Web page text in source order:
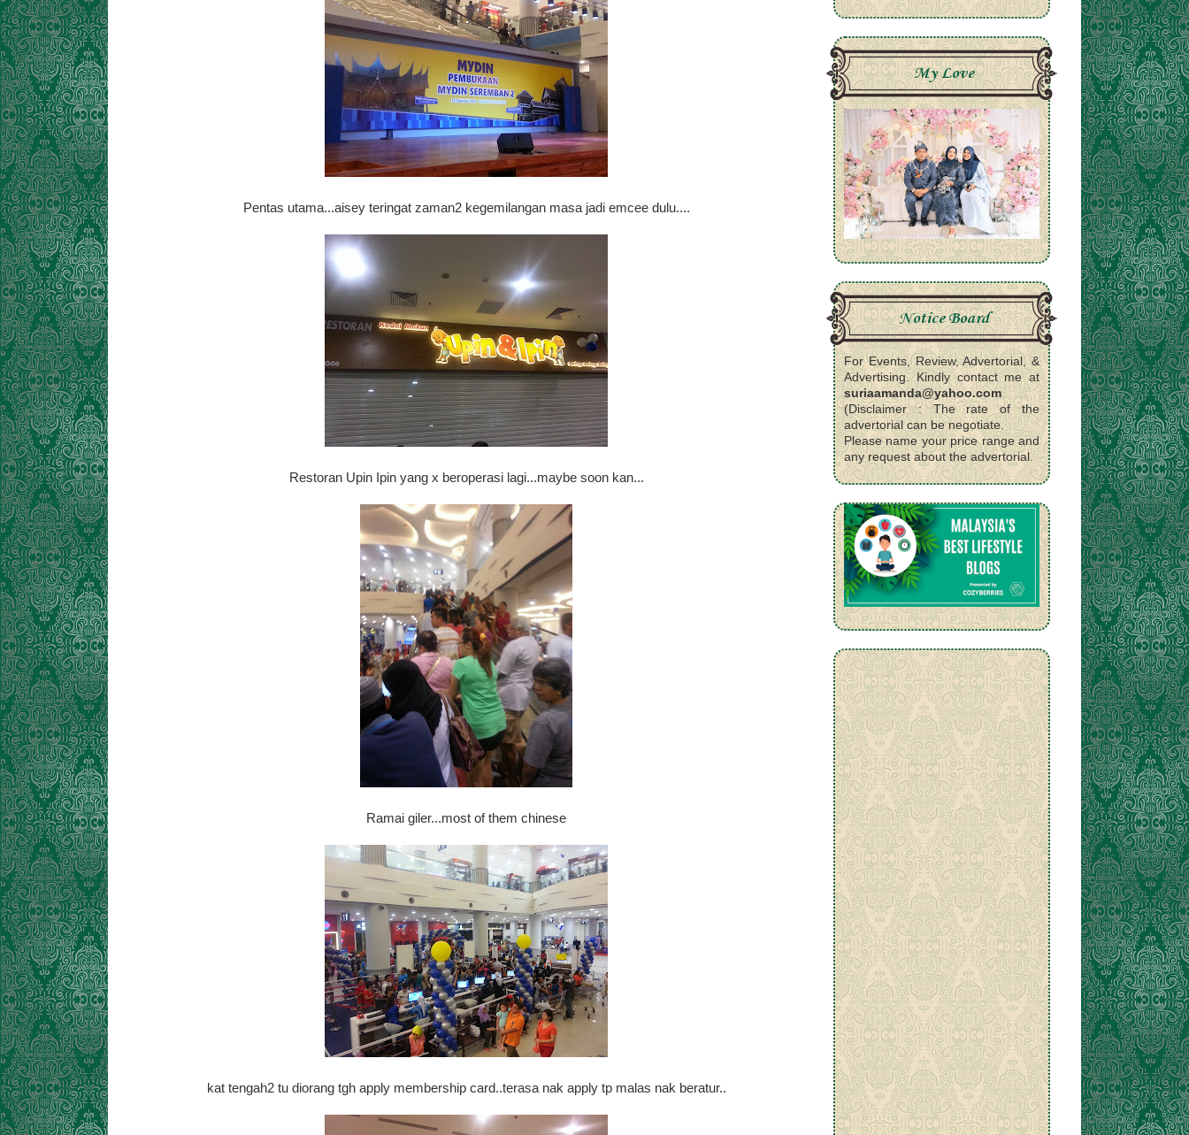
Pentas utama...aisey teringat zaman2 kegemilangan masa jadi emcee dulu....
Restoran Upin Ipin yang x beroperasi lagi...maybe soon kan...
Ramai giler...most of them chinese
kat tengah2 tu diorang tgh apply membership card..terasa nak apply tp malas nak beratur..
My Love
Notice Board
For Events, Review, Advertorial, &
Advertising. Kindly contact me at
suriaamanda@yahoo.com
(Disclaimer : The rate of the
advertorial can be negotiate.
Please name your price range and
any request about the advertorial.